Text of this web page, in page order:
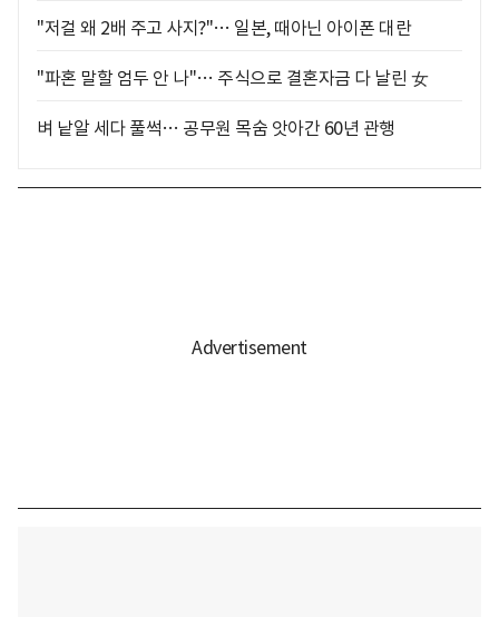
"저걸 왜 2배 주고 사지?"… 일본, 때아닌 아이폰 대란
"파혼 말할 엄두 안 나"… 주식으로 결혼자금 다 날린 女
벼 낱알 세다 풀썩… 공무원 목숨 앗아간 60년 관행